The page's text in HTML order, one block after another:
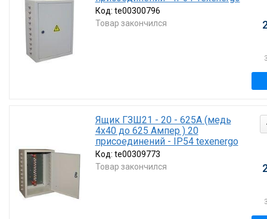
Код: te00300796
Товар закончился
Ящик ГЗШ21 - 20 - 625А (медь
4х40 до 625 Ампер ) 20
присоединений - IP54 texenergo
Код: te00309773
Товар закончился